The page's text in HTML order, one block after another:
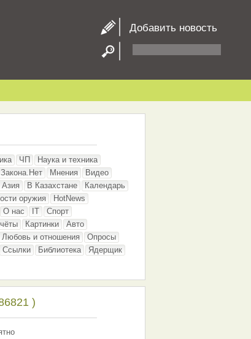
Добавить новость
ЧП
Наука и техника
Закона.Нет Мнения
Видео
В Казахстане
Календарь
оружия
HotNews
О нас IT
Спорт
Картинки
Авто
Любовь и отношения
Опросы
Ссылки Библиотека
Ядерщик
)